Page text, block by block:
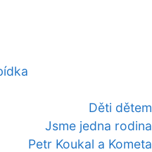
Děti dětem
Jsme jedna rodina
Petr Koukal a Kometa